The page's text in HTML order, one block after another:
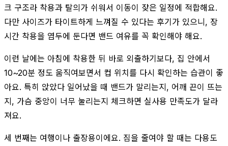
크 구조라 착용과 탈의가 쉬워서 이동이 잦은 일정에 적합해요.
다만 사이즈가 타이트하게 느껴질 수 있다는 후기가 있으니, 장
시간 착용을 염두에 둔다면 밴드 여유를 꼭 확인해야 해요.
이런 날에는 아침에 착용한 뒤 바로 외출하기보다, 집 안에서
10~20분 정도 움직여보면서 컵 위치를 다시 확인하는 습관이 좋
아요. 특히 앉았다 일어났을 때 밴드가 말리는지, 어깨 끈이 뜨는
지, 가슴 중앙이 너무 눌리는지 체크하면 실사용 만족도가 달라
져요.
세 번째는 여행이나 출장용이에요. 짐을 줄여야 할 때는 다용도